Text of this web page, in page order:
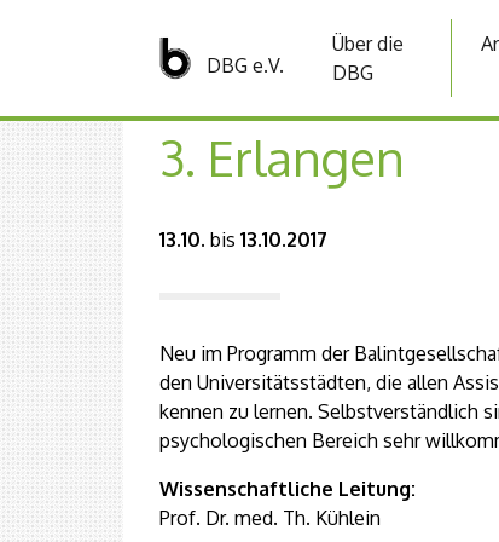
DBG e.V.
Über die
DBG
3. Erlangen
13.10. bis 13.10.2017
Neu im Programm der
den Universitätsstädten, die allen
kennen zu lernen. Selbstverständlich
psychologischen Bereich sehr
Wissenschaftliche Leitung:
Prof. Dr. med. Th. Kühlein